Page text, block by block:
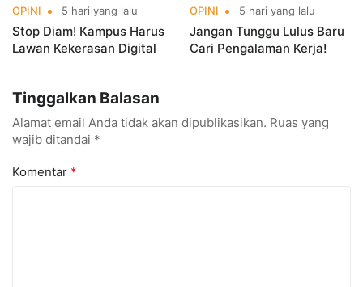
OPINI 5 hari yang lalu
Stop Diam! Kampus Harus
Lawan Kekerasan Digital
OPINI 5 hari yang lalu
Jangan Tunggu Lulus Baru
Cari Pengalaman Kerja!
Tinggalkan Balasan
Alamat email Anda tidak akan dipublikasikan. Ruas yang
wajib ditandai *
Komentar *